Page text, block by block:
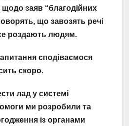
щодо заяв “благодійних
що завозять речі
роздають людям.
сподіваємося
скоро.
лад у системі
ми розробили та
із органами